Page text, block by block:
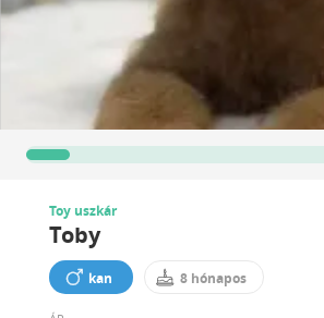
Toy uszkár
Toby
kan 8 hónapos